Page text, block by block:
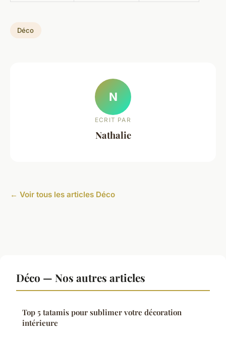
Déco
N
ECRIT PAR
Nathalie
← Voir tous les articles Déco
Déco — Nos autres articles
Top 5 tatamis pour sublimer votre décoration
intérieure